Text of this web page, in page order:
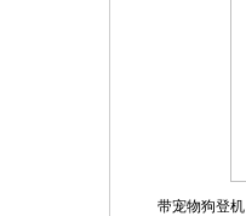
带宠物狗登机